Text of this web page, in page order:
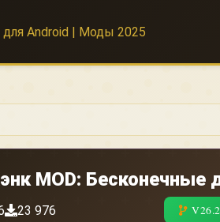
MOD: Бесконечные
23 976